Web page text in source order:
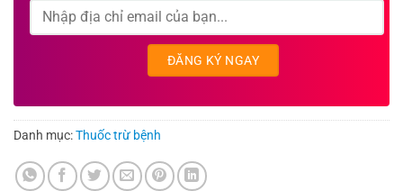
Danh mục:Thuốc trừ bệnh